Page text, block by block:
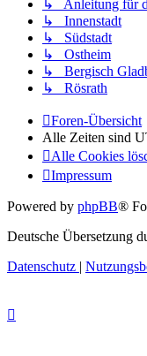
↳ Anleitung für
↳ Innenstadt
↳ Südstadt
↳ Ostheim
↳ Bergisch
↳ Rösrath
Foren-Übersicht
Alle Zeiten sind
Alle Cookies
Impressum
Powered by phpBB®
Deutsche Übersetzung
Datenschutz